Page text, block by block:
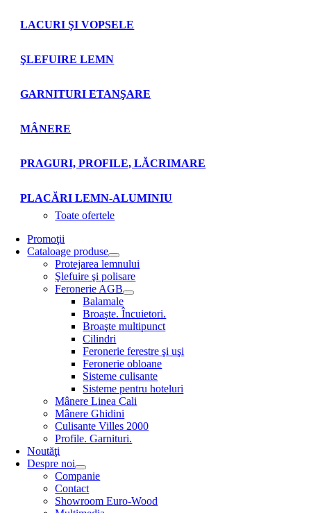
LACURI ŞI VOPSELE
ŞLEFUIRE LEMN
GARNITURI ETANŞARE
MÂNERE
PRAGURI, PROFILE, LĂCRIMARE
PLACĂRI LEMN-ALUMINIU
Toate ofertele
Promoţii
Cataloage produse
Protejarea lemnului
Şlefuire şi polisare
Feronerie AGB
Balamale
Broaşte. Încuietori.
Broaşte multipunct
Cilindri
Feronerie ferestre şi uşi
Feronerie obloane
Sisteme culisante
Sisteme pentru hoteluri
Mânere Linea Cali
Mânere Ghidini
Culisante Villes 2000
Profile. Garnituri.
Noutăţi
Despre noi
Companie
Contact
Showroom Euro-Wood